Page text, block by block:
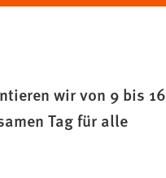
wir von 9 bis 16
Tag für alle